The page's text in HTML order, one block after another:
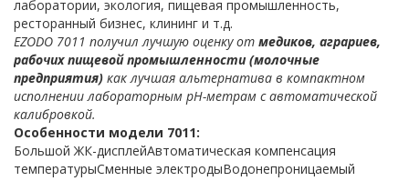
лаборатории, экология, пищевая промышленность,
ресторанный бизнес, клининг и т.д.
EZODO 7011 получил лучшую оценку от медиков, аграриев,
рабочих пищевой промышленности (молочные
предприятия) как лучшая альтернатива в компактном
исполнении лабораторным рН-метрам с автоматической
калибровкой.
Особенности модели 7011:
Большой ЖК-дисплейАвтоматическая компенсация
температурыСменные электродыВодонепроницаемый